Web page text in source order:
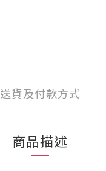
送貨及付款方式
商品描述